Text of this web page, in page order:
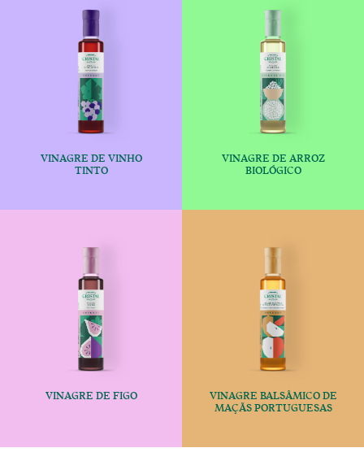
VINAGRE DE VINHO
TINTO€
VINAGRE DE ARROZ
BIOLÓGICO
€
VINAGRE DE FIGO
€
VINAGRE BALSÂMICO DE
MAÇÃS PORTUGUESAS
€